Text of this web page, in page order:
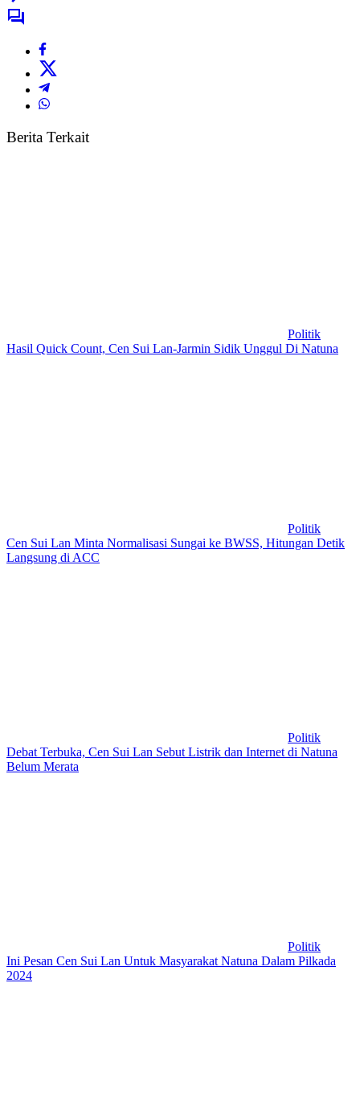
Berita Terkait
Politik
Hasil Quick Count, Cen Sui Lan-Jarmin Sidik Unggul Di Natuna
Politik
Cen Sui Lan Minta Normalisasi Sungai ke BWSS, Hitungan Detik
Langsung di ACC
Politik
Debat Terbuka, Cen Sui Lan Sebut Listrik dan Internet di Natuna
Belum Merata
Politik
Ini Pesan Cen Sui Lan Untuk Masyarakat Natuna Dalam Pilkada
2024